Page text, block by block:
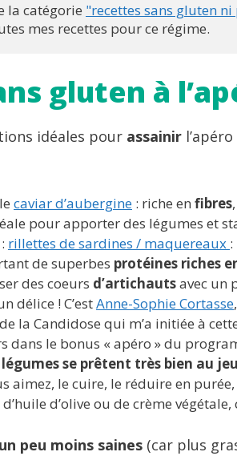
la catégorie "recettes sans gluten
mes recettes pour ce régime.
gluten à
idéales pour assainir
caviar d’aubergine : riche en fibres
pour apporter des légumes et
rillettes de sardines / maquereaux
de superbes protéines riches
des coeurs d’artichautsavec un
délice ! C’estAnne-Sophie Cortasse
la Candidose qui m’a initiée à
dans le bonus « apéro » du
légumes se prêtent très bien au
aimez, le cuire, le réduire en
d’olive ou de crème
peu moins saines (car plus